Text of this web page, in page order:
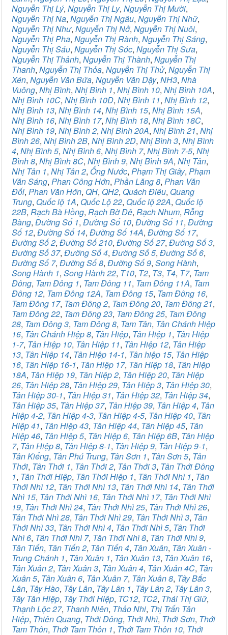
Nguyễn Thị Lý, Nguyễn Thị Ly, Nguyễn Thị Mười,
Nguyễn Thị Na, Nguyễn Thị Ngâu, Nguyễn Thị Nhữ,
Nguyễn Thị Như, Nguyễn Thị Nở, Nguyễn Thị Nuôi,
Nguyễn Thị Pha, Nguyễn Thị Rành, Nguyễn Thị Sáng,
Nguyễn Thị Sáu, Nguyễn Thị Sóc, Nguyễn Thị Sưa,
Nguyễn Thị Thảnh, Nguyễn Thị Thành, Nguyễn Thị
Thanh, Nguyễn Thị Thỏa, Nguyễn Thị Thử, Nguyễn Thị
Xén, Nguyễn Văn Bứa, Nguyễn Văn Dậy, NH3, Nhà
Vuông, Nhị Bình, Nhị Bình 1, Nhị Bình 10, Nhị Bình 10A,
Nhị Bình 10C, Nhị Bình 10D, Nhị Bình 11, Nhị Bình 12,
Nhị Bình 13, Nhị Bình 14, Nhị Bình 15, Nhị Bình 15A,
Nhị Bình 16, Nhị Bình 17, Nhị Bình 18, Nhị Bình 18C,
Nhị Bình 19, Nhị Bình 2, Nhị Bình 20A, Nhị Bình 21, Nhị
Bình 26, Nhị Bình 2B, Nhị Bình 2D, Nhị Bình 3, Nhị Bình
4, Nhị Bình 5, Nhị Bình 6, Nhị Bình 7, Nhị Bình 7-5, Nhị
Bình 8, Nhị Bình 8C, Nhị Bình 9, Nhị Bình 9A, Nhị Tân,
Nhị Tân 1, Nhị Tân 2, Ống Nước, Phạm Thị Giây, Phạm
Văn Sáng, Phan Công Hớn, Phần Lăng 8, Phan Văn
Đối, Phan Văn Hớn, QH, QH2, Quách Điêu, Quang
Trung, Quốc lộ 1A, Quốc Lộ 22, Quốc lộ 22A, Quốc lộ
22B, Rạch Bà Hồng, Rạch Bờ Đê, Rạch Nhum, Rỗng
Bàng, Đường Số 1, Đường Số 10, Đường Số 11, Đường
Số 12, Đường Số 14, Đường Số 14A, Đường Số 17,
Đường Số 2, Đường Số 210, Đường Số 27, Đường Số 3,
Đường Số 37, Đường Số 4, Đường Số 5, Đường Số 6,
Đường Số 7, Đường Số 8, Đường Số 9, Song Hành,
Song Hành 1, Song Hành 22, T10, T2, T3, T4, T7, Tam
Đông, Tam Đông 1, Tam Đông 11, Tam Đông 11A, Tam
Đông 12, Tam Đông 12A, Tam Đông 15, Tam Đông 16,
Tam Đông 17, Tam Đông 2, Tam Đông 20, Tam Đông 21,
Tam Đông 22, Tam Đông 23, Tam Đông 25, Tam Đông
28, Tam Đông 3, Tam Đông 8, Tam Tân, Tân Chánh Hiệp
16, Tân Chánh Hiệp 8, Tân Hiệp, Tân Hiệp 1, Tân Hiệp
1-7, Tân Hiệp 10, Tân Hiệp 11, Tân Hiệp 12, Tân Hiệp
13, Tân Hiệp 14, Tân Hiệp 14-1, Tân hiệp 15, Tân Hiệp
16, Tân Hiệp 16-1, Tân Hiệp 17, Tân Hiệp 18, Tân Hiệp
18A, Tân Hiệp 19, Tân Hiệp 2, Tân Hiệp 20, Tân Hiệp
26, Tân Hiệp 28, Tân Hiệp 29, Tân Hiệp 3, Tân Hiệp 30,
Tân Hiệp 30-1, Tân Hiệp 31, Tân Hiệp 32, Tân Hiệp 34,
Tân Hiệp 35, Tân Hiệp 37, Tân Hiệp 39, Tân Hiệp 4, Tân
Hiệp 4-2, Tân Hiệp 4-3, Tân Hiệp 4-5, Tân Hiệp 40, Tân
Hiệp 41, Tân Hiệp 43, Tân Hiệp 44, Tân Hiệp 45, Tân
Hiệp 46, Tân Hiệp 5, Tân Hiệp 6, Tân Hiệp 6B, Tân Hiệp
7, Tân Hiệp 8, Tân Hiệp 8-1, Tân Hiệp 9, Tân Hiệp 9-1,
Tân Kiểng, Tân Phú Trung, Tân Sơn 1, Tân Sơn 5, Tân
Thới, Tân Thới 1, Tân Thới 2, Tân Thới 3, Tân Thới Đông
1, Tân Thới Hiệp, Tân Thới Hiệp 1, Tân Thới Nhì 1, Tân
Thới Nhì 12, Tân Thới Nhì 13, Tân Thới Nhì 14, Tân Thới
Nhì 15, Tân Thới Nhì 16, Tân Thới Nhì 17, Tân Thới Nhì
19, Tân Thới Nhì 24, Tân Thới Nhì 25, Tân Thới Nhì 26,
Tân Thới Nhì 28, Tân Thới Nhì 29, Tân Thới Nhì 3, Tân
Thới Nhì 33, Tân Thới Nhì 4, Tân Thới Nhì 5, Tân Thới
Nhì 6, Tân Thới Nhì 7, Tân Thới Nhì 8, Tân Thới Nhì 9,
Tân Tiến, Tân Tiến 2, Tân Tiến 4, Tân Xuân, Tân Xuân -
Trung Chánh 1, Tân Xuân 1, Tân Xuân 13, Tân Xuân 16,
Tân Xuân 2, Tân Xuân 3, Tân Xuân 4, Tân Xuân 4C, Tân
Xuân 5, Tân Xuân 6, Tân Xuân 7, Tân Xuân 8, Tây Bắc
Lân, Tây Hào, Tây Lân, Tây Lân 1, Tây Lân 2, Tây Lân 3,
Tây Tân Hiệp, Tây Thới Hiệp, TC12, TC2, Thái Thị Giữ,
Thạnh Lộc 27, Thanh Niên, Thảo Nhi, Thị Trấn Tân
Hiệp, Thiên Quang, Thới Đông, Thới Nhì, Thới Sơn, Thới
Tam Thôn, Thới Tam Thôn 1, Thới Tam Thôn 10, Thới